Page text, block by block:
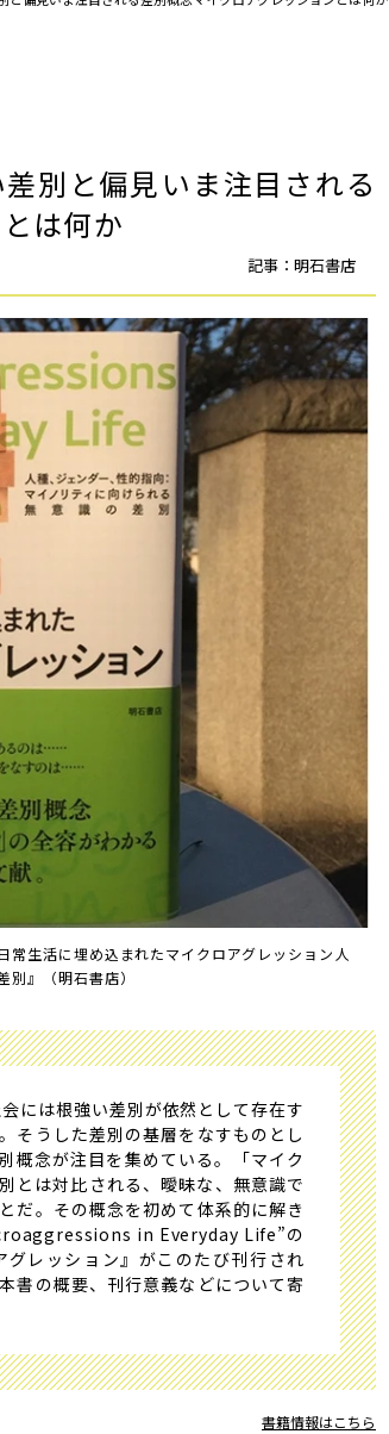
別と偏見――いま注目される
は何か
記事：明石書店
生活に埋め込まれたマイクロアグレッション――人
』（明石書店）
には根強い差別が依然として存在す
そうした差別の基層をなすものとし
概念が注目を集めている。「マイク
とは対比される、曖昧な、無意識で
だ。その概念を初めて体系的に解き
in Everyday Life”の
レッション』がこのたび刊行され
書の概要、刊行意義などについて寄
書籍情報はこちら